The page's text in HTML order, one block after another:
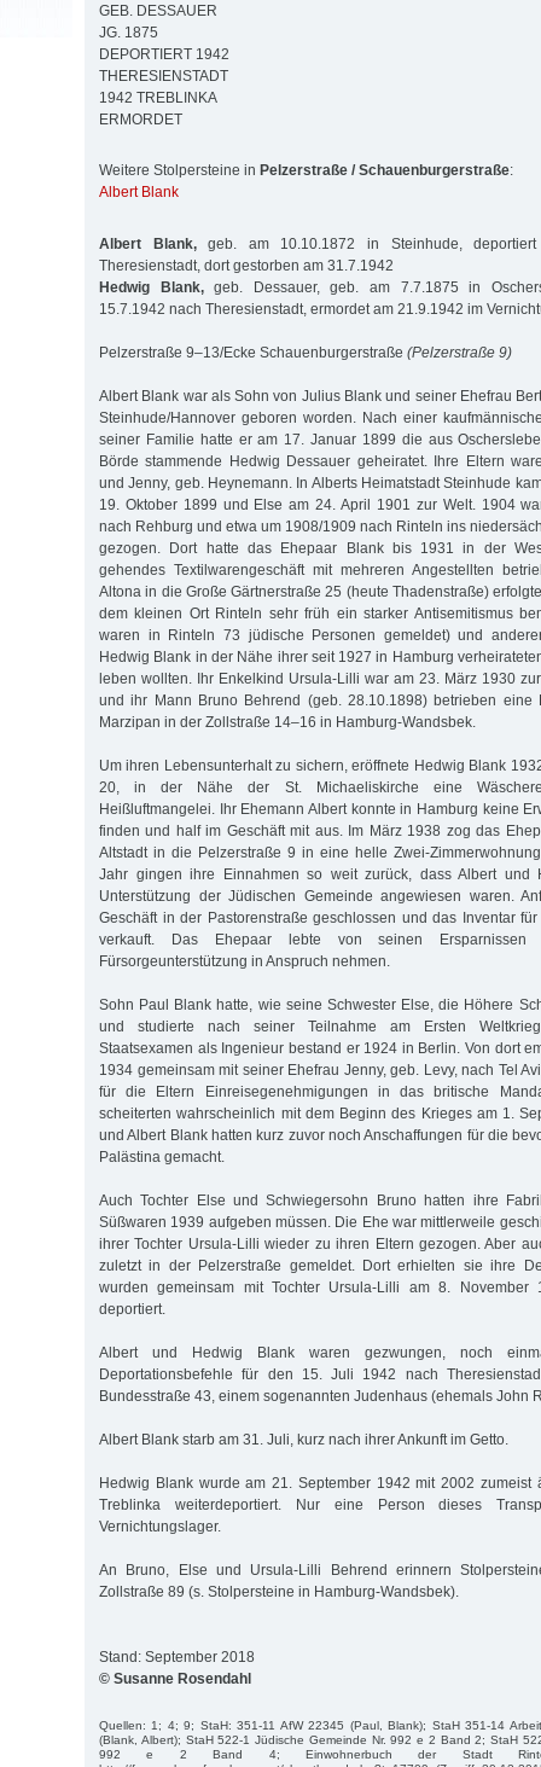
GEB. DESSAUER
JG. 1875
DEPORTIERT 1942
THERESIENSTADT
1942 TREBLINKA
ERMORDET
Weitere Stolpersteine in Pelzerstraße / Schauenburgerstraße:
Albert Blank
Albert Blank,geb. am 10.10.1872 in Steinhude,
Theresienstadt, dort gestorben am 31.7.1942
Hedwig Blank,geb. Dessauer, geb. am 7.7.1875 in
15.7.1942 nach Theresienstadt, ermordet am 21.9.1942 im
Pelzerstraße 9–13/Ecke Schauenburgerstraße (Pelzerstraße 9)
Albert Blank war als Sohn von Julius Blank und seiner Ehefrau
Steinhude/Hannover geboren worden. Nach einer
seiner Familie hatte er am 17. Januar 1899 die aus
Börde stammende Hedwig Dessauer geheiratet. Ihre Eltern
und Jenny, geb. Heynemann. In Alberts Heimatstadt Steinhude
19. Oktober 1899 und Else am 24. April 1901 zur Welt. 1904
nach Rehburg und etwa um 1908/1909 nach Rinteln ins
gezogen. Dort hatte das Ehepaar Blank bis 1931 in der
gehendes Textilwarengeschäft mit mehreren Angestellten
Altona in die Große Gärtnerstraße 25 (heute Thadenstraße)
dem kleinen Ort Rinteln sehr früh ein starker Antisemitismus
waren in Rinteln 73 jüdische Personen gemeldet) und
Hedwig Blank in der Nähe ihrer seit 1927 in Hamburg
leben wollten. Ihr Enkelkind Ursula-Lilli war am 23. März 1930
und ihr Mann Bruno Behrend (geb. 28.10.1898) betrieben eine
Marzipan in der Zollstraße 14–16 in Hamburg-Wandsbek.
Um ihren Lebensunterhalt zu sichern, eröffnete Hedwig Blank
20, in der Nähe der St. Michaeliskirche eine
Heißluftmangelei. Ihr Ehemann Albert konnte in Hamburg keine
finden und half im Geschäft mit aus. Im März 1938 zog das
Altstadt in die Pelzerstraße 9 in eine helle Zwei-
Jahr gingen ihre Einnahmen so weit zurück, dass Albert und
Unterstützung der Jüdischen Gemeinde angewiesen waren.
Geschäft in der Pastorenstraße geschlossen und das Inventar
verkauft. Das Ehepaar lebte von seinen Ersparnissen
Fürsorgeunterstützung in Anspruch nehmen.
Sohn Paul Blank hatte, wie seine Schwester Else, die Höhere
und studierte nach seiner Teilnahme am Ersten
Staatsexamen als Ingenieur bestand er 1924 in Berlin. Von dort
1934 gemeinsam mit seiner Ehefrau Jenny, geb. Levy, nach Tel
für die Eltern Einreisegenehmigungen in das britische
scheiterten wahrscheinlich mit dem Beginn des Krieges am 1.
und Albert Blank hatten kurz zuvor noch Anschaffungen für die
Palästina gemacht.
Auch Tochter Else und Schwiegersohn Bruno hatten ihre
Süßwaren 1939 aufgeben müssen. Die Ehe war mittlerweile
ihrer Tochter Ursula-Lilli wieder zu ihren Eltern gezogen. Aber
zuletzt in der Pelzerstraße gemeldet. Dort erhielten sie ihre
wurden gemeinsam mit Tochter Ursula-Lilli am 8. November
deportiert.
Albert und Hedwig Blank waren gezwungen, noch
Deportationsbefehle für den 15. Juli 1942 nach
Bundesstraße 43, einem sogenannten Judenhaus (ehemals John
Albert Blank starb am 31. Juli, kurz nach ihrer Ankunft im Getto.
Hedwig Blank wurde am 21. September 1942 mit 2002 zumeist
Treblinka weiterdeportiert. Nur eine Person dieses
Vernichtungslager.
An Bruno, Else und Ursula-Lilli Behrend erinnern
Zollstraße 89 (s. Stolpersteine in Hamburg-Wandsbek).
Stand: September 2018
© Susanne Rosendahl
Quellen: 1; 4; 9; StaH: 351-11 AfW 22345 (Paul, Blank); StaH 351-14
(Blank, Albert); StaH 522-1 Jüdische Gemeinde Nr. 992 e 2 Band 2; StaH
992 e 2 Band 4; Einwohnerbuch der Stadt Rintel